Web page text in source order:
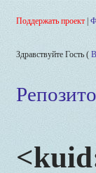
Поддержать проект
Здравствуйте Гость (